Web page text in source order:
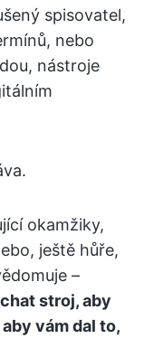
spisovatel,
nebo
nástroje
okamžiky,
ještě hůře,
–
stroj, aby
vám dal to,